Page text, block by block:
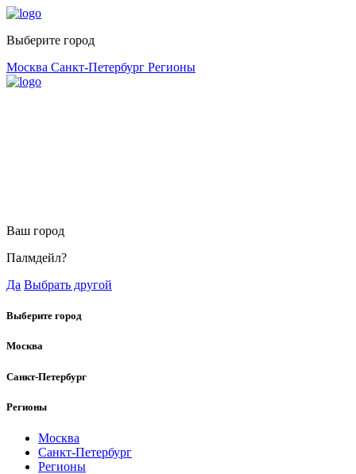
Выберите город
Москва Санкт-Петербург Регионы
Ваш город
Палмдейл?
Да Выбрать другой
Выберите город
Москва
Санкт-Петербург
Регионы
Москва
Санкт-Петербург
Регионы